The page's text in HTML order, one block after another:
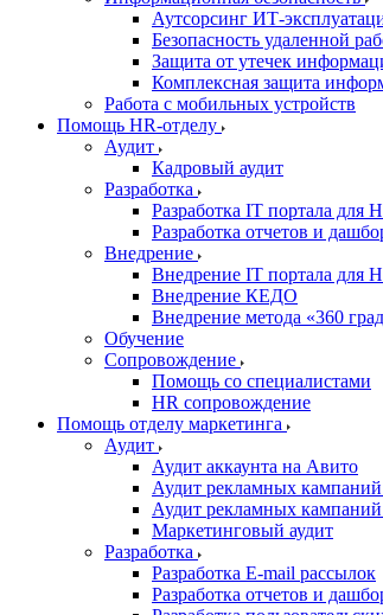
Аутсорсинг ИТ-
Безопасность удаленной
Защита от утечек
Комплексная защита
Работа с мобильных устройств
Помощь HR-отделу
Аудит
Кадровый аудит
Разработка
Разработка IT портала для
Разработка отчетов и
Внедрение
Внедрение IT портала для
Внедрение КЕДО
Внедрение метода «360
Обучение
Сопровождение
Помощь со специалистами
HR сопровождение
Помощь отделу маркетинга
Аудит
Аудит аккаунта на Авито
Аудит рекламных
Аудит рекламных
Маркетинговый аудит
Разработка
Разработка E-mail рассылок
Разработка отчетов и